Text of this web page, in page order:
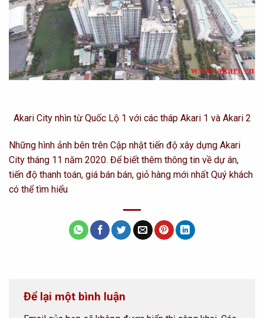
Akari City nhìn từ Quốc Lộ 1 với các tháp Akari 1 và Akari 2
Những hình ảnh bên trên Cập nhật tiến độ xây dựng Akari
City tháng 11 năm 2020. Để biết thêm thông tin về dự án,
tiến độ thanh toán, giá bán bán, giỏ hàng mới nhất Quý khách
có thể tìm hiểu
Để lại một bình luận